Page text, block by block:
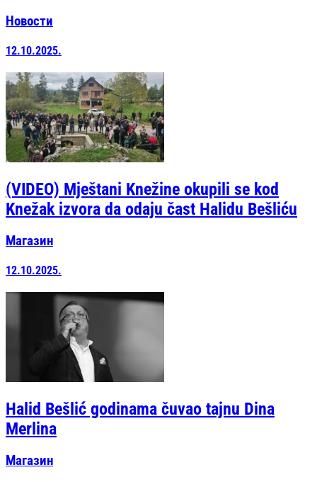
Новости
12.10.2025.
(VIDEO) Mještani Knežine okupili se kod
Knežak izvora da odaju čast Halidu Bešliću
Магазин
12.10.2025.
Halid Bešlić godinama čuvao tajnu Dina
Merlina
Магазин